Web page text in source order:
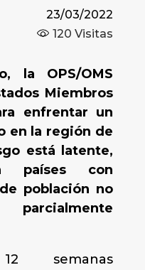
23/03/2022
120 Visitas
la OPS/OMS
Miembros
enfrentar un
en la región de
está latente,
países con
población no
semanas